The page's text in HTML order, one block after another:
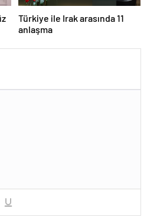
Türkiye ile Irak arasında 11
anlaşma